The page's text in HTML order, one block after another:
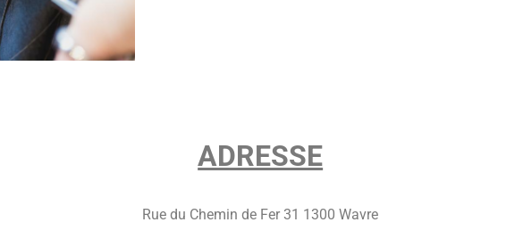
ADRESSE
Rue du Chemin de Fer 31 1300 Wavre